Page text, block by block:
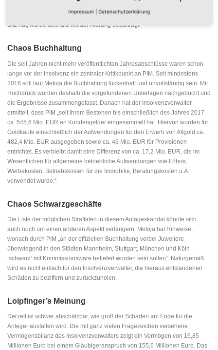
verweigert. Die Kanzlei Graf von Westphalen, die auch in der Türkei einen
Sitz hat, wurde deshalb mit der Klärung beauftragt.
Chaos Buchhaltung
Die seit Jahren nicht mehr veröffentlichten Jahresabschlüsse waren schon
lange vor der Insolvenz ein zentraler Kritikpunkt an PIM. Seit mindestens
2016 soll laut Metoja die Buchhaltung lückenhaft und unvollständig sein. Mit
Hochdruck wurden deshalb die vorgefundenen Unterlagen nachgebucht und
die Ergebnisse zusammengefasst. Danach hat der Insolvenzverwalter
ermittelt, dass PIM „seit ihrem Bestehen bis einschließlich des Jahres 2017
ca. 545,6 Mio. EUR an Kundengelder eingesammelt hat. Hiervon wurden für
Goldkäufe einschließlich der Aufwendungen für den Erwerb von Altgold ca.
482,4 Mio. EUR ausgegeben sowie ca. 46 Mio. EUR für Provisionen
entrichtet. Es verbleibt damit eine Differenz von ca. 17,2 Mio. EUR, die im
Wesentlichen für allgemeine betriebliche Aufwendungen wie Löhne,
Werbekosten, Betriebskosten für die Immobilie, Beratungskosten u.Ä.
verwendet wurde.“
Chaos Schwarzgeschäfte
Die Liste der möglichen Straftaten in diesem Anlageskandal könnte sich
auch noch um einen anderen Aspekt verlängern. Metoja hat Hinweise,
wonach durch PIM „an der offiziellen Buchhaltung vorbei Juweliere
überwiegend in den Städten Mannheim, Stuttgart, München und Köln
‚schwarz‘ mit Kommissionsware beliefert worden sein sollen“. Naturgemäß
wird es nicht einfach für den Insolvenzverwalter, die hieraus entstandenen
Schäden zu beziffern und zurückzuholen.
Loipfinger’s Meinung
Derzeit ist schwer abschätzbar, wie groß der Schaden am Ende für die
Anleger ausfallen wird. Die mit ganz vielen Fragezeichen versehene
Vermögensbilanz des Insolvenzverwalters zeigt ein Vermögen von 16,85
Millionen Euro bei einem Gläubigeranspruch von 155,6 Millionen Euro. Das
Impressum Datenschutzerklärung